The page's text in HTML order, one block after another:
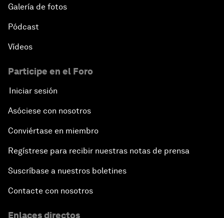
Galería de fotos
Pódcast
Vídeos
Participe en el Foro
Iniciar sesión
Asóciese con nosotros
Conviértase en miembro
Regístrese para recibir nuestras notas de prensa
Suscríbase a nuestros boletines
Contacte con nosotros
Enlaces directos